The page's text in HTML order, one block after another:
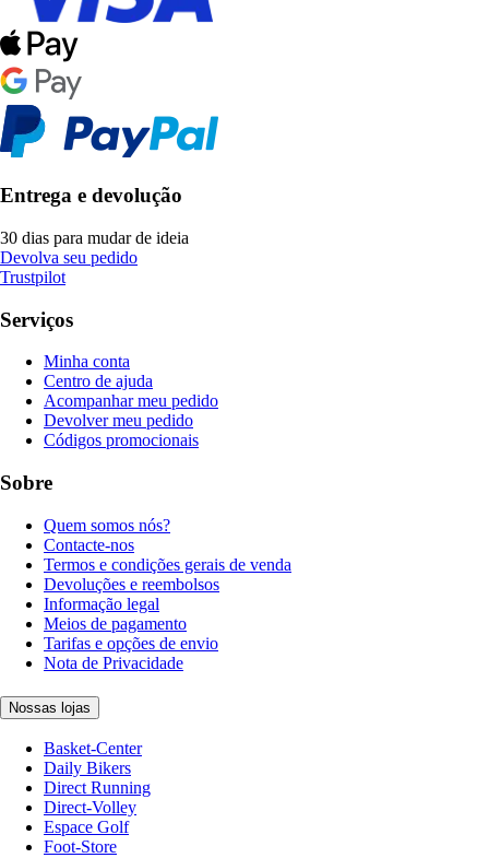
Entrega e devolução
30 dias para mudar de ideia
Devolva seu pedido
Trustpilot
Serviços
Minha conta
Centro de ajuda
Acompanhar meu pedido
Devolver meu pedido
Códigos promocionais
Sobre
Quem somos nós?
Contacte-nos
Termos e condições gerais de venda
Devoluções e reembolsos
Informação legal
Meios de pagamento
Tarifas e opções de envio
Nota de Privacidade
Nossas lojas
Basket-Center
Daily Bikers
Direct Running
Direct-Volley
Espace Golf
Foot-Store